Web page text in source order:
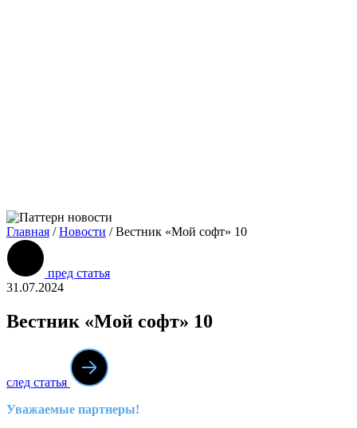
Главная /Новости /Вестник «Мой софт» 10
пред статья
31.07.2024
Вестник «Мой софт» 10
след статья
Уважаемые партнеры!